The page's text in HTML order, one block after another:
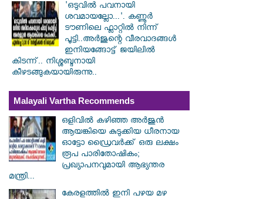
'ഒടുവിൽ പവനായി
ശവമായല്ലോ...'. കണ്ണൂര്‍
ടൗണിലെ ഫ്ലാറ്റിൽ നിന്ന്
പൂട്ടി..അർജുന്റെ വീരവാദങ്ങൾ
ഇനിയങ്ങോട്ട് ജയിലിൽ
കിടന്ന്.. നിശ്ശബ്ദനായി
കീഴടങ്ങുകയായിരുന്നു..
Malayali Vartha Recommends
ഒളിവിൽ കഴിഞ്ഞ അർജുൻ
ആയങ്കിയെ കുടുക്കിയ ധീരനായ
ഓട്ടോ ഡ്രൈവർക്ക് ഒരു ലക്ഷം
രൂപ പാരിതോഷികം;
പ്രഖ്യാപനവുമായി ആഭ്യന്തര
മന്ത്രി...
കേരളത്തിൽ ഇനി പഴയ മഴ